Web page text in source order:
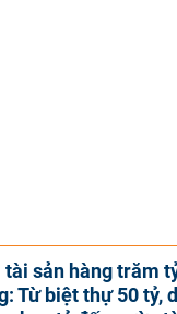
tài sản hàng trăm
Từ biệt thự 50 tỷ,